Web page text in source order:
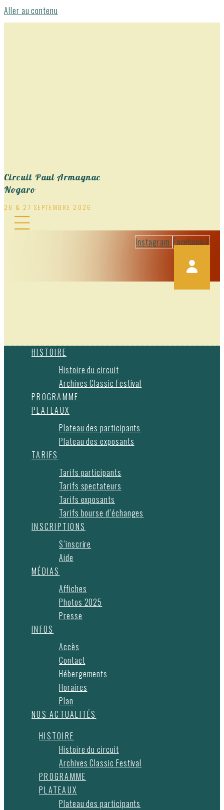
Aller au contenu
Circuit Paul Armagnac
Nogaro
26 & 27 SEPTEMBRE 2026
Instagram Facebook-f
HISTOIRE
Histoire du circuit
Archives Classic Festival
PROGRAMME
PLATEAUX
Plateau des participants
Plateau des exposants
TARIFS
Tarifs participants
Tarifs spectateurs
Tarifs exposants
Tarifs bourse d’échanges
INSCRIPTIONS
S’inscrire
Aide
MÉDIAS
Affiches
Photos 2025
Presse
INFOS
Accès
Contact
Hébergements
Horaires
Plan
NOS ACTUALITÉS
HISTOIRE
Histoire du circuit
Archives Classic Festival
PROGRAMME
PLATEAUX
Plateau des participants